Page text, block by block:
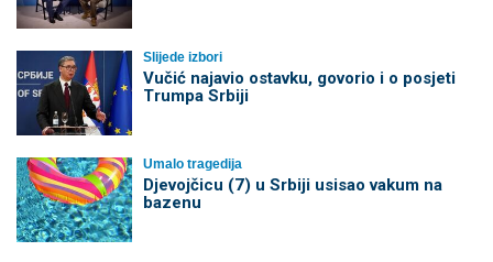
Slijede izbori
Vučić najavio ostavku, govorio i o posjeti
Trumpa Srbiji
Umalo tragedija
Djevojčicu (7) u Srbiji usisao vakum na
bazenu